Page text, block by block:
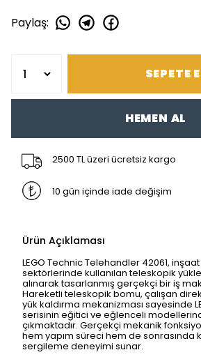
Paylaş:
SEPETE
HEMEN AL
2500 TL üzeri ücretsiz kargo
10 gün içinde iade değişim
Ürün Açıklaması
LEGO Technic Telehandler 42061,
sektörlerinde kullanılan teleskopik
alınarak tasarlanmış gerçekçi bir iş
Hareketli teleskopik bomu, çalışan
yük kaldırma mekanizması sayesinde
serisinin eğitici ve eğlenceli
çıkmaktadır. Gerçekçi mekanik
hem yapım süreci hem de sonrasında
sergileme deneyimi sunar.